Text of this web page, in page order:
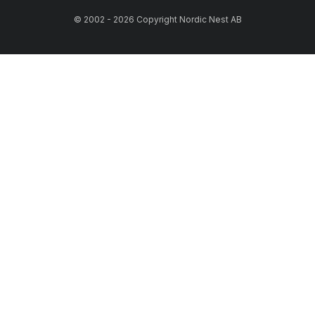
© 2002 - 2026 Copyright Nordic Nest AB